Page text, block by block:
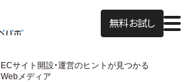
無料お試し
よむよむカラーミー
ECサイト開設・運営のヒントが見つかる
Webメディア